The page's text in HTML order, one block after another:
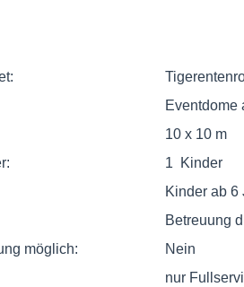
Eventdome
10 x 10 m
1 Kinder
Kinder ab 6
Betreuung
möglich:
Nein
nur